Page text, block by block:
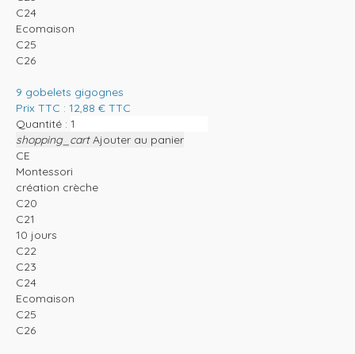
C24
Ecomaison
C25
C26
9 gobelets gigognes
Prix TTC : 12,88 € TTC
Quantité :
shopping_cart Ajouter au panier
CE
Montessori
création crèche
C20
C21
10 jours
C22
C23
C24
Ecomaison
C25
C26